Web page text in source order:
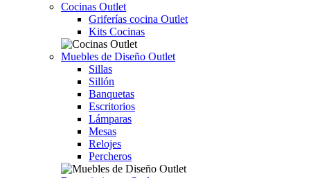
Cocinas Outlet
Griferías cocina Outlet
Kits Cocinas
Muebles de Diseño Outlet
Sillas
Sillón
Banquetas
Escritorios
Lámparas
Mesas
Relojes
Percheros